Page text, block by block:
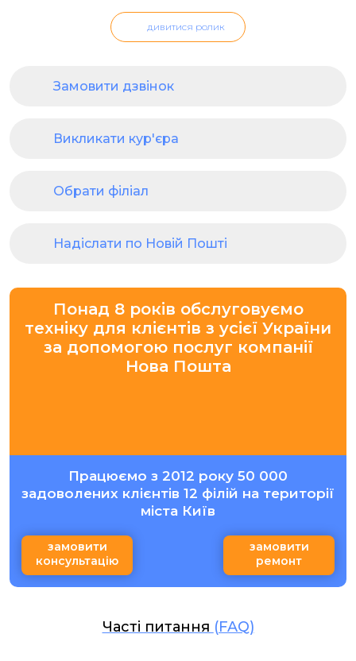
дивитися ролик
Замовити дзвінок
Викликати кур'єра
Обрати філіал
Надіслати по Новій Пошті
Понад 8 років обслуговуємо
техніку для клієнтів з усієї України
за допомогою послуг компанії
Нова Пошта
Працюємо з 2012 року 50 000
задоволених клієнтів 12 філій на території
міста Київ
замовити
консультацію
замовити
ремонт
Часті питання (FAQ)